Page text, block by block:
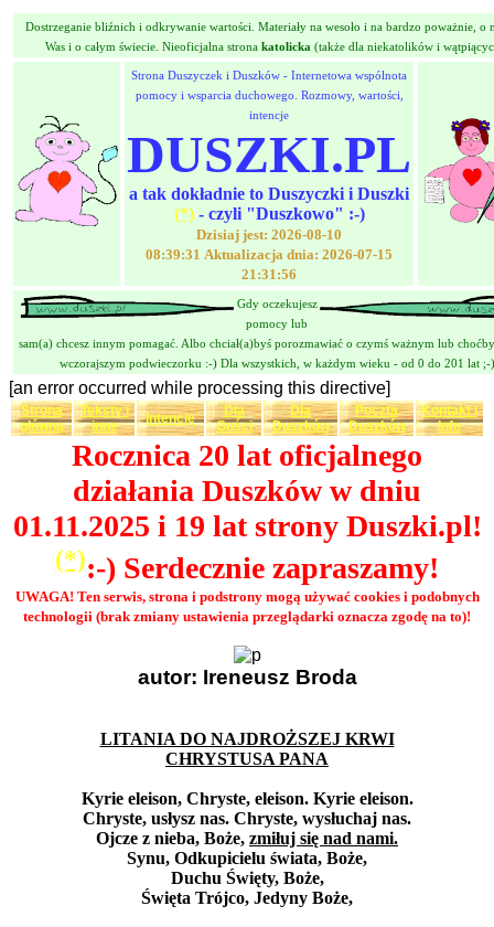
Dostrzeganie bliźnich i odkrywanie wartości. Materiały na wesoło i na bardzo poważnie, o
Was i o całym świecie. Nieoficjalna strona katolicka (także dla niekatolików i
Strona Duszyczek i Duszków - Internetowa wspólnota
pomocy i wsparcia duchowego. Rozmowy, wartości,
intencje
DUSZKI.PL
a tak dokładnie to Duszyczki i Duszki
(*)- czyli "Duszkowo" :-)
Dzisiaj jest: 2026-08-10
08:39:31 Aktualizacja dnia: 2026-07-15
21:31:56
Gdy oczekujesz
pomocy lub
sam(a) chcesz innym pomagać. Albo chciał(a)byś porozmawiać o czymś ważnym lub
wczorajszym podwieczorku :-) Dla wszystkich, w każdym wieku - od 0 do 201 lat ;-)
[an error occurred while processing this directive]
Strona
główna
Teksty i
inne
Intencje
Dla
Gości
Dla
Duszków
Poczta
Duszków
Kontakt i
Info
Rocznica 20 lat oficjalnego
działania Duszków w dniu
01.11.2025 i 19 lat strony Duszki.pl!
(*):-) Serdecznie zapraszamy!
UWAGA! Ten serwis, strona i podstrony mogą używać cookies i podobnych
technologii (brak zmiany ustawienia przeglądarki oznacza zgodę na to)!
autor: Ireneusz Broda
LITANIA DO NAJDROŻSZEJ KRWI
CHRYSTUSA PANA
Kyrie eleison, Chryste, eleison. Kyrie eleison.
Chryste, usłysz nas. Chryste, wysłuchaj nas.
Ojcze z nieba, Boże, zmiłuj się nad nami.
Synu, Odkupicielu świata, Boże,
Duchu Święty, Boże,
Święta Trójco, Jedyny Boże,